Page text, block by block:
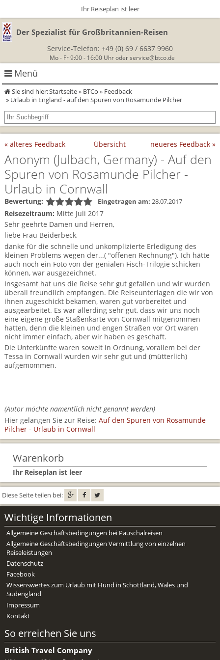
Der Spezialist für Großbritannien-Reisen
Service-Telefon: +49 (0) 69 / 6637 9960
Mo - Fr 9:00 - 16:00 Uhr oder service@btco.de
Menü
Rundreisen Großbritannien
Autorundreisen
Herzlich Willkommen
England
Schottland
Wales
Busrundreisen
Cornwall
England
Schottland
Wales
Minibustouren
Reisen durch England und Wales per Minibus
Wanderurlaub
Geführte Wandertouren
Wandern in Cornwall
Wandern in England
Wandern in Schottland
Wandern in Wales
Individualtouren
Wandern in Cornwall (South West Coast Path)
Wandern in England
Wandern in Schottland
Wandern in Wales
Themenreisen
Classic-Car-Reise durch Südengland
Für Outlander‑Fans: inspiriert durch die Highland Saga
Gartenreisen England
Großbritannientouren für Alleinreisende
Reisen mit Hund
Rosamunde Pilcher Reisen durch Cornwall und Südengland
Unsere Familienreisen
Whiskyreisen Schottland
Allergikerreisen
BTCo
BTCo Überblick
News
Kontakt
Feedback
FAQs
Ihre Reise
Ablauf Ihrer Reise nach Großbritannien
Anreise nach Großbritannien
Bezahlung Ihrer Großbritannien Reise
Checkliste
Großbritannien - Facts & Figures
Großbritannien Urlaub mit Hund
Links
Mietwagen & Verkehr
Reiseunterlagen
Reiseversicherung
Unterkünfte
Zimmer
Extras
Urlaub in Großbritannien
Versicherungsschutz
Sie sind hier:Startseite» BTCo » Feedback
» Urlaub in England - auf den Spuren von Rosamunde Pilcher
Ihr Reiseplan ist leer
« älteres Feedback Übersicht neueres Feedback »
Anonym (Julbach, Germany) - Auf den
Spuren von Rosamunde Pilcher -
Urlaub in Cornwall
Bewertung: Eingetragen am: 28.07.2017
Reisezeitraum: Mitte Juli 2017
Sehr geehrte Damen und Herren,
liebe Frau Beiderbeck,
danke für die schnelle und unkomplizierte Erledigung des
kleinen Problems wegen der...( "offenen Rechnung"). Ich hätte
auch noch ein Foto von der genialen Fisch-Trilogie schicken
können, war ausgezeichnet.
Insgesamt hat uns die Reise sehr gut gefallen und wir wurden
überall freundlich empfangen. Die Reiseunterlagen die wir von
ihnen zugeschickt bekamen, waren gut vorbereitet und
ausgearbeitet. Es war allerding sehr gut, dass wir uns noch
eine eigene große Staßenkarte von Cornwall mitgenommen
hatten, denn die kleinen und engen Straßen vor Ort waren
nicht immer einfach, aber wir haben es geschaft.
Die Unterkünfte waren soweit in Ordnung, vorallem bei der
Tessa in Cornwall wurden wir sehr gut und (mütterlich)
aufgemommen.
(Autor möchte namentlich nicht genannt werden)
Hier gelangen Sie zur Reise: Auf den Spuren von Rosamunde
Pilcher - Urlaub in Cornwall
Warenkorb
Ihr Reiseplan ist leer
Diese Seite teilen bei:
Wichtige Informationen
Allgemeine Geschäftsbedingungen bei Pauschalreisen
Allgemeine Geschäftsbedingungen Vermittlung von einzelnen
Reiseleistungen
Datenschutz
Facebook
Wissenswertes zum Urlaub mit Hund in Schottland, Wales und
Südengland
Impressum
Kontakt
So erreichen Sie uns
British Travel Company